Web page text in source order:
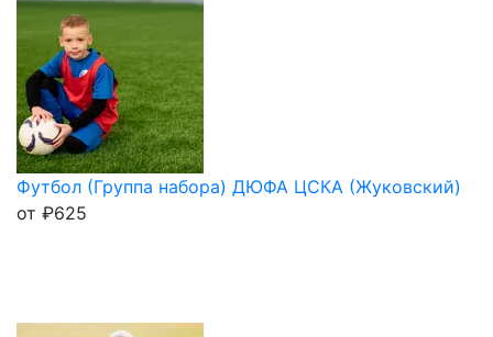
Футбол (Группа набора) ДЮФА ЦСКА (Жуковский)
от ₽625